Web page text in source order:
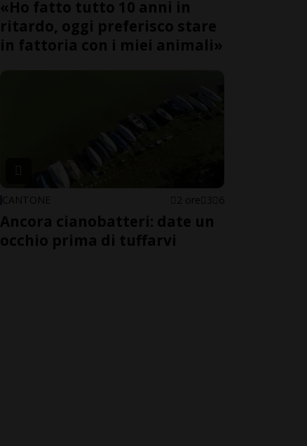
«Ho fatto tutto 10 anni in
ritardo, oggi preferisco stare
in fattoria con i miei animali»
CANTONE 2 ore 3 6
Ancora cianobatteri: date un
occhio prima di tuffarvi